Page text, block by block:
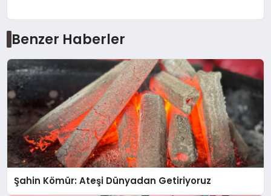
Benzer Haberler
Şahin Kömür: Ateşi Dünyadan Getiriyoruz